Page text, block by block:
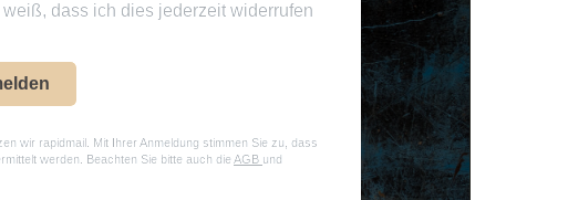
dass ich dies jederzeit widerrufen
wir rapidmail. Mit Ihrer Anmeldung stimmen Sie zu, dass
werden. Beachten Sie bitte auch die AGB und